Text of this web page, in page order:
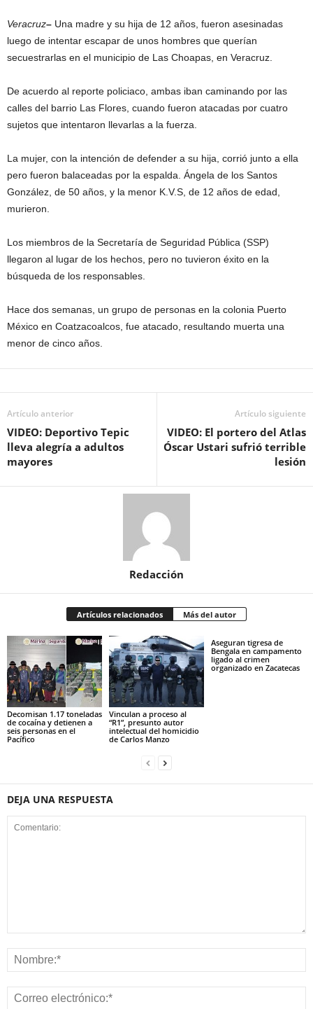
Veracruz– Una madre y su hija de 12 años, fueron asesinadas
luego de intentar escapar de unos hombres que querían
secuestrarlas en el municipio de Las Choapas, en Veracruz.
De acuerdo al reporte policiaco, ambas iban caminando por las
calles del barrio Las Flores, cuando fueron atacadas por cuatro
sujetos que intentaron llevarlas a la fuerza.
La mujer, con la intención de defender a su hija, corrió junto a ella
pero fueron balaceadas por la espalda. Ángela de los Santos
González, de 50 años, y la menor K.V.S, de 12 años de edad,
murieron.
Los miembros de la Secretaría de Seguridad Pública (SSP)
llegaron al lugar de los hechos, pero no tuvieron éxito en la
búsqueda de los responsables.
Hace dos semanas, un grupo de personas en la colonia Puerto
México en Coatzacoalcos, fue atacado, resultando muerta una
menor de cinco años.
Artículo anterior
VIDEO: Deportivo Tepic
lleva alegría a adultos
mayores
Artículo siguiente
VIDEO: El portero del Atlas
Óscar Ustari sufrió terrible
lesión
Redacción
Artículos relacionados Más del autor
Decomisan 1.17 toneladas
de cocaína y detienen a
seis personas en el
Pacífico
Vinculan a proceso al
“R1”, presunto autor
intelectual del homicidio
de Carlos Manzo
Aseguran tigresa de
Bengala en campamento
ligado al crimen
organizado en Zacatecas
DEJA UNA RESPUESTA